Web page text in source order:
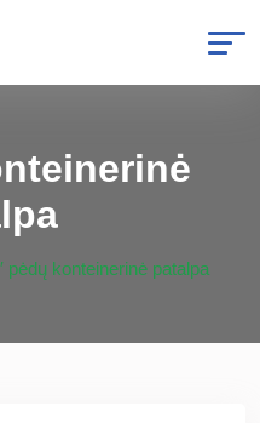
pėdų konteinerinė patalpa